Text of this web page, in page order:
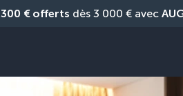
300 € offerts dès 3 000 € avec